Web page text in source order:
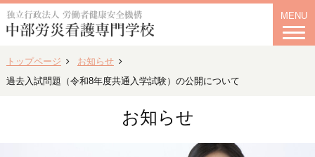
MENU
トップページ
お知らせ
過去入試問題（令和8年度共通入学試験）の公開について
お知らせ